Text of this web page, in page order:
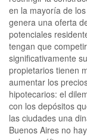
en la mayoría de
genera una oferta
potenciales
tengan que
significativamente
propietarios tienen
aumentar los
hipotecarios: el
con los depósitos
las ciudades una
Buenos Aires no